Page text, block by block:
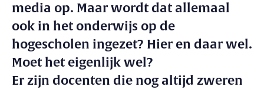
media op. Maar wordt dat allemaal
ook in het onderwijs op de
hogescholen ingezet? Hier en daar wel.
Moet het eigenlijk wel?
Er zijn docenten die nog altijd zweren